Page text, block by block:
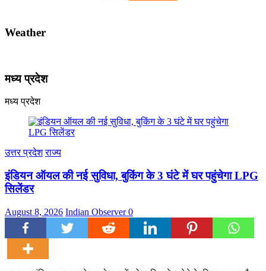
Weather
मध्य प्रदेश
मध्य प्रदेश
उत्तर प्रदेश राज्य
इंडियन ऑयल की नई सुविधा, बुकिंग के 3 घंटे में घर पहुंचेगा LPG
सिलेंडर
August 8, 2026 Indian Observer0